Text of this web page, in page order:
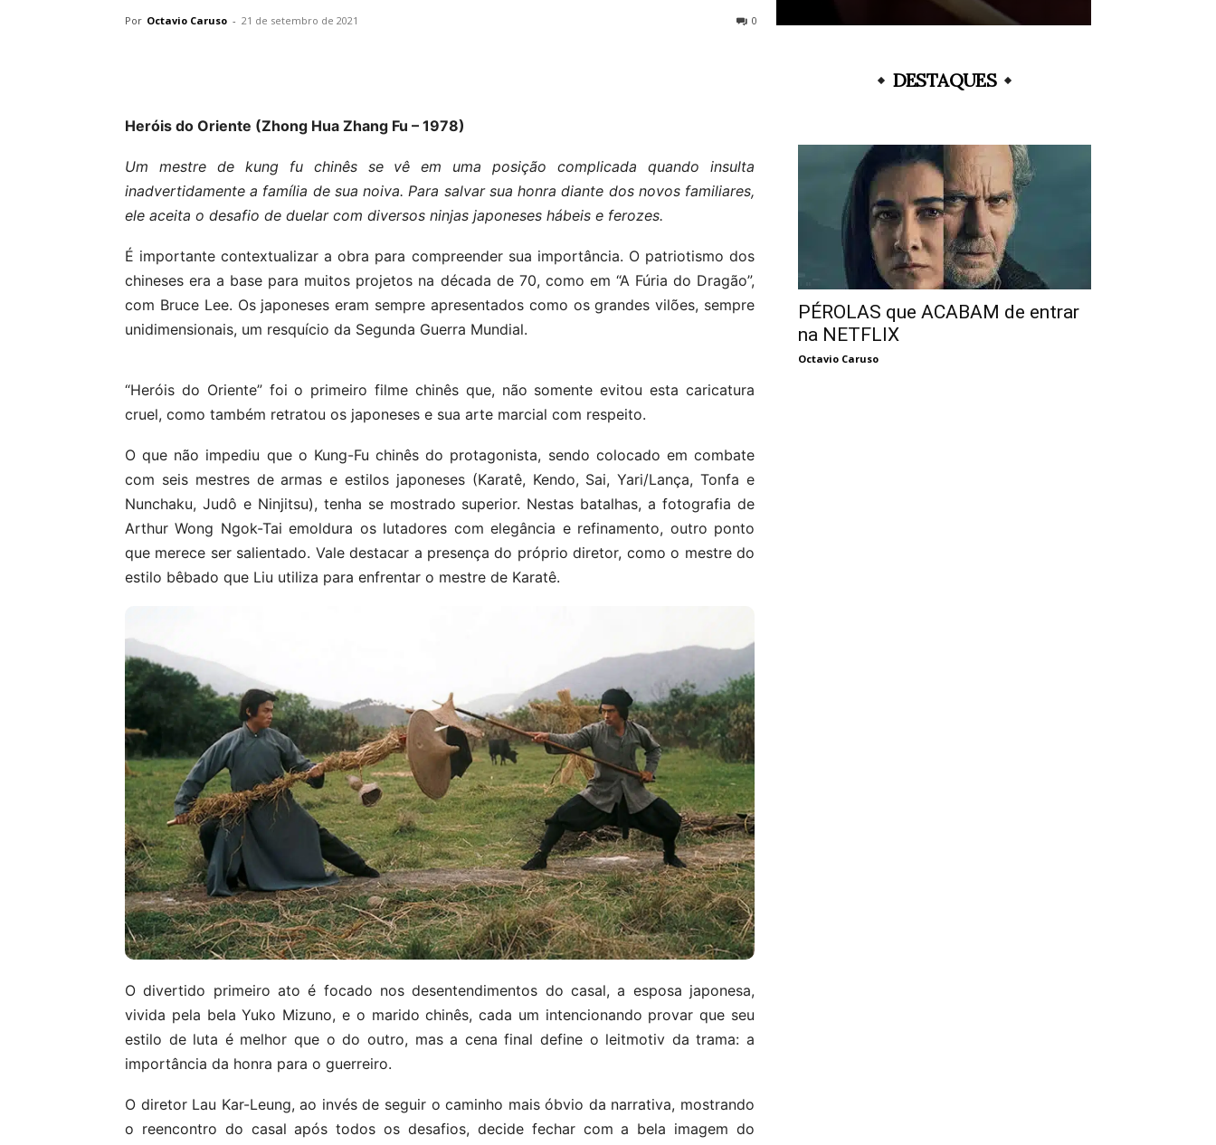
Por Octavio Caruso - 21 de setembro de 2021 0
Heróis do Oriente (Zhong Hua Zhang Fu – 1978)
Um mestre de kung fu chinês se vê em uma posição complicada quando insulta
inadvertidamente a família de sua noiva. Para salvar sua honra diante dos novos familiares,
ele aceita o desafio de duelar com diversos ninjas japoneses hábeis e ferozes.
É importante contextualizar a obra para compreender sua importância. O patriotismo dos
chineses era a base para muitos projetos na década de 70, como em “A Fúria do Dragão”,
com Bruce Lee. Os japoneses eram sempre apresentados como os grandes vilões, sempre
unidimensionais, um resquício da Segunda Guerra Mundial.
“Heróis do Oriente” foi o primeiro filme chinês que, não somente evitou esta caricatura
cruel, como também retratou os japoneses e sua arte marcial com respeito.
O que não impediu que o Kung-Fu chinês do protagonista, sendo colocado em combate
com seis mestres de armas e estilos japoneses (Karatê, Kendo, Sai, Yari/Lança, Tonfa e
Nunchaku, Judô e Ninjitsu), tenha se mostrado superior. Nestas batalhas, a fotografia de
Arthur Wong Ngok-Tai emoldura os lutadores com elegância e refinamento, outro ponto
que merece ser salientado. Vale destacar a presença do próprio diretor, como o mestre do
estilo bêbado que Liu utiliza para enfrentar o mestre de Karatê.
O divertido primeiro ato é focado nos desentendimentos do casal, a esposa japonesa,
vivida pela bela Yuko Mizuno, e o marido chinês, cada um intencionando provar que seu
estilo de luta é melhor que o do outro, mas a cena final define o leitmotiv da trama: a
importância da honra para o guerreiro.
O diretor Lau Kar-Leung, ao invés de seguir o caminho mais óbvio da narrativa, mostrando
o reencontro do casal após todos os desafios, decide fechar com a bela imagem do
DESTAQUES
PÉROLAS que ACABAM de entrar
na NETFLIX
Octavio Caruso